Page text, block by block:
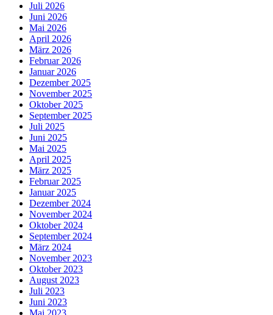
Juli 2026
Juni 2026
Mai 2026
April 2026
März 2026
Februar 2026
Januar 2026
Dezember 2025
November 2025
Oktober 2025
September 2025
Juli 2025
Juni 2025
Mai 2025
April 2025
März 2025
Februar 2025
Januar 2025
Dezember 2024
November 2024
Oktober 2024
September 2024
März 2024
November 2023
Oktober 2023
August 2023
Juli 2023
Juni 2023
Mai 2023